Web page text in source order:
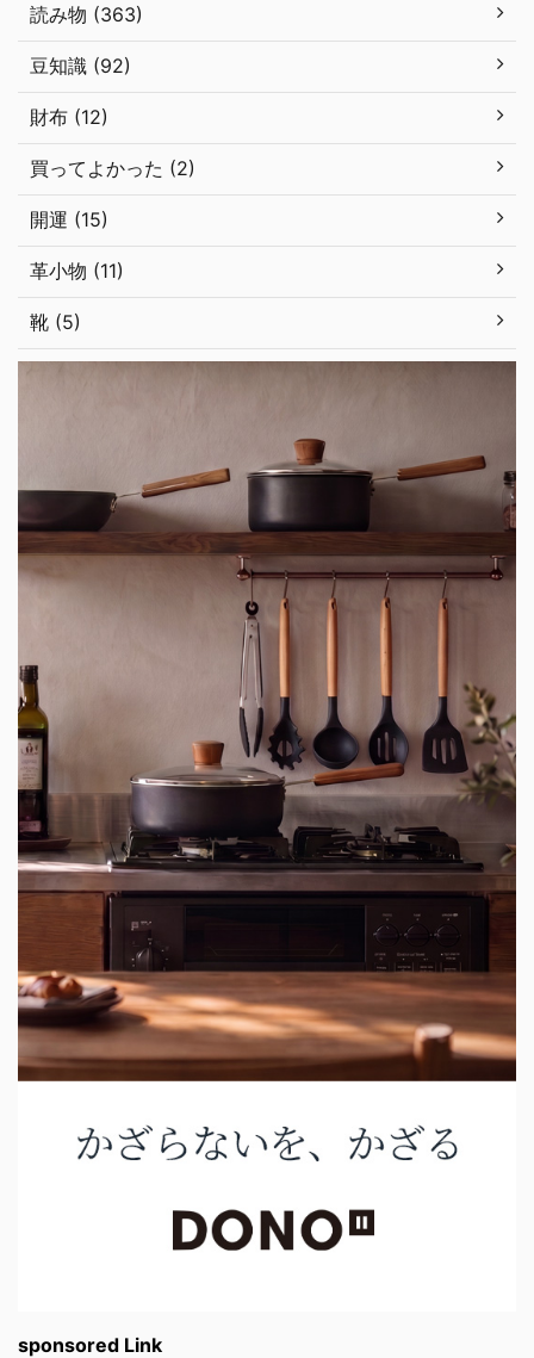
読み物 (363)
豆知識 (92)
財布 (12)
買ってよかった (2)
開運 (15)
革小物 (11)
靴 (5)
sponsored Link